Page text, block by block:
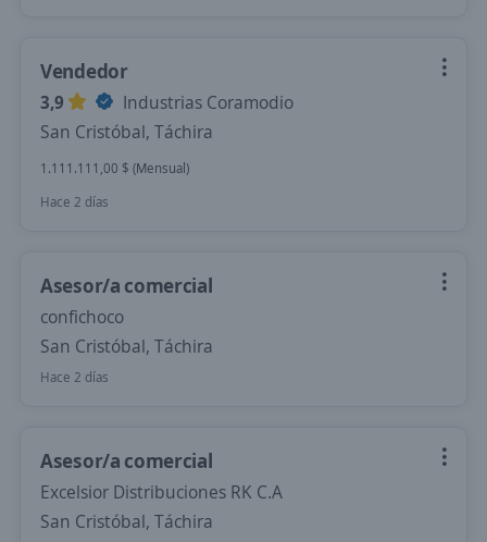
Vendedor
3,9
Industrias Coramodio
San Cristóbal, Táchira
1.111.111,00 $ (Mensual)
Hace 2 días
Asesor/a comercial
confichoco
San Cristóbal, Táchira
Hace 2 días
Asesor/a comercial
Excelsior Distribuciones RK C.A
San Cristóbal, Táchira